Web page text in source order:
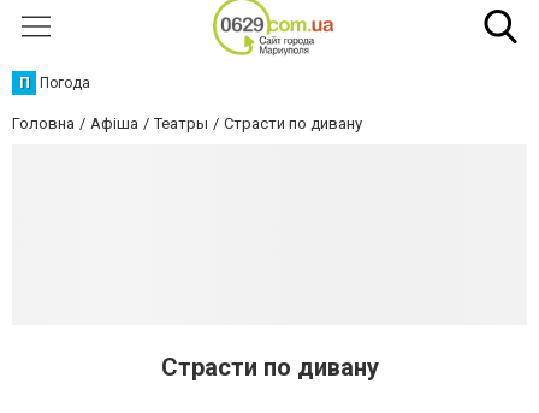
П Погода
Головна Афіша Театры Страсти по дивану
Страсти по дивану